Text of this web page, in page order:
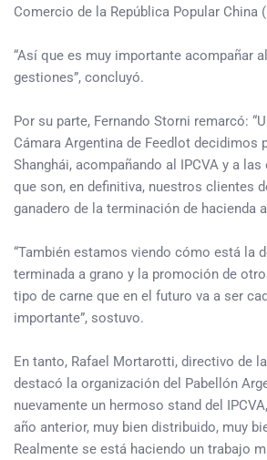
Comercio de la República Popular China
“Así que es muy importante acompañar
gestiones”, concluyó.
Por su parte, Fernando Storni remarcó:
Cámara Argentina de Feedlot decidimos
Shanghái, acompañando al IPCVA y a
que son, en definitiva, nuestros clientes
ganadero de la terminación de hacienda
“También estamos viendo cómo está la
terminada a grano y la promoción de
tipo de carne que en el futuro va a ser
importante”, sostuvo.
En tanto, Rafael Mortarotti, directivo de
destacó la organización del Pabellón
nuevamente un hermoso stand del
año anterior, muy bien distribuido, muy
Realmente se está haciendo un trabajo